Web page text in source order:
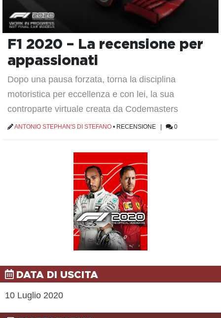
F1 2020 – La recensione per
appassionati
Dopo una pausa forzata, torna la disciplina
motoristica per eccellenza e con lei, la sua
controparte virtuale creata da Codemasters
ANTONIO STEPHAN'S DI STEFANO • RECENSIONE 0
DATA DI USCITA
10 Luglio 2020